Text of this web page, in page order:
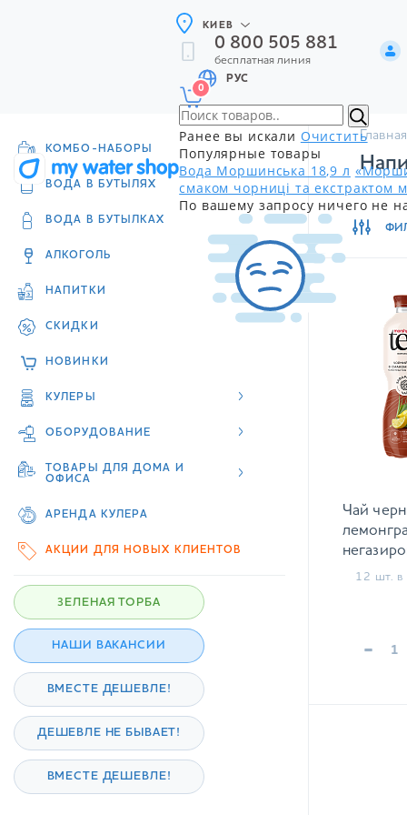
КИЕВ
0 800 505 881
бесплатная линия
РУС
0
Ранее вы искали Очистить
Популярные товары
Вода Моршинська 18,9 л
смаком чорниці та екстрактом
По вашему запросу ничего не
КОМБО-НАБОРЫ
ВОДА В БУТЫЛЯХ
ВОДА В БУТЫЛКАХ
АЛКОГОЛЬ
НАПИТКИ
СКИДКИ
НОВИНКИ
КУЛЕРЫ
ОБОРУДОВАНИЕ
ТОВАРЫ ДЛЯ ДОМА И
ОФИСА
АРЕНДА КУЛЕРА
АКЦИИ ДЛЯ НОВЫХ КЛИЕНТОВ
ЗЕЛЕНАЯ ТОРБА
НАШИ ВАКАНСИИ
ВМЕСТЕ ДЕШЕВЛЕ!
ДЕШЕВЛЕ НЕ БЫВАЕТ!
ВМЕСТЕ ДЕШЕВЛЕ!
Главная
Чай
12 шт. в
-